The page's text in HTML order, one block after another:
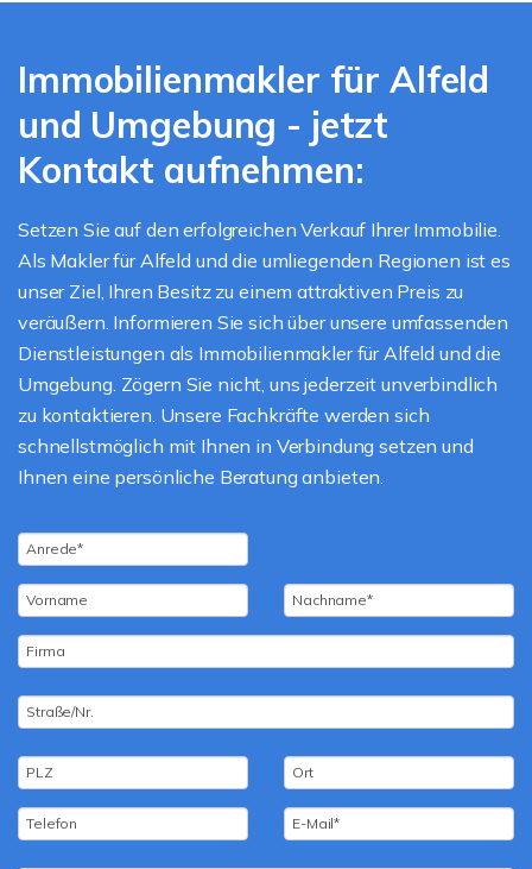
Immobilienmakler für Alfeld
und Umgebung - jetzt
Kontakt aufnehmen:
Setzen Sie auf den erfolgreichen Verkauf Ihrer Immobilie.
Als Makler für Alfeld und die umliegenden Regionen ist es
unser Ziel, Ihren Besitz zu einem attraktiven Preis zu
veräußern. Informieren Sie sich über unsere umfassenden
Dienstleistungen als Immobilienmakler für Alfeld und die
Umgebung. Zögern Sie nicht, uns jederzeit unverbindlich
zu kontaktieren. Unsere Fachkräfte werden sich
schnellstmöglich mit Ihnen in Verbindung setzen und
Ihnen eine persönliche Beratung anbieten.